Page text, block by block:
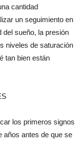
cantidad
un seguimiento en
del sueño, la presión
niveles de saturación
tan bien están
los primeros signos
años antes de que se